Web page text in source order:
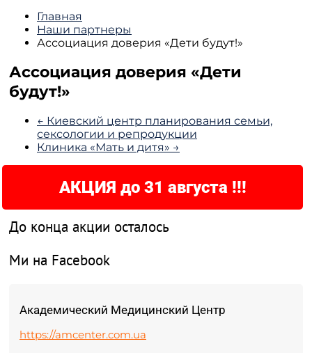
Главная
Наши партнеры
Ассоциация доверия «Дети будут!»
Ассоциация доверия «Дети
будут!»
← Киевский центр планирования семьи,
сексологии и репродукции
Клиника «Мать и дитя» →
АКЦИЯ до 31 августа !!!
До конца акции осталось
Ми на Facebook
Академический Медицинский Центр
https://amcenter.com.ua